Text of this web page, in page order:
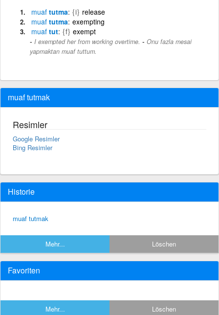
muaf tutma {i} release
muaf tutma exempting
muaf tut {f} exempt
I exempted her from working overtime. - Onu fazla mesai
yapmaktan muaf tuttum.
muaf tutmak
Resimler
Google Resimler
Bing Resimler
Historie
muaf tutmak
Mehr... Löschen
Favoriten
Mehr... Löschen